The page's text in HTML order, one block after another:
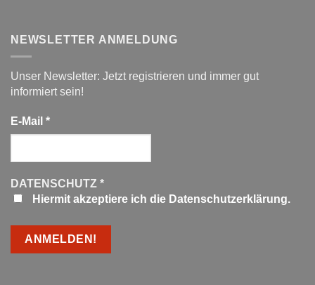
NEWSLETTER ANMELDUNG
Unser Newsletter: Jetzt registrieren und immer gut
informiert sein!
E-Mail *
DATENSCHUTZ *
Hiermit akzeptiere ich die Datenschutzerklärung.